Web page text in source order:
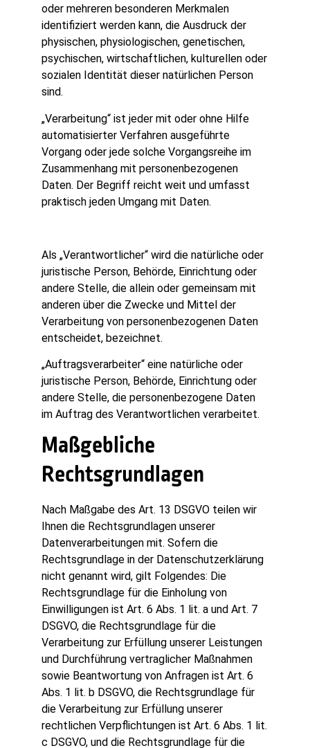
oder mehreren besonderen Merkmalen
identifiziert werden kann, die Ausdruck der
physischen, physiologischen, genetischen,
psychischen, wirtschaftlichen, kulturellen oder
sozialen Identität dieser natürlichen Person
sind.
„Verarbeitung“ ist jeder mit oder ohne Hilfe
automatisierter Verfahren ausgeführte
Vorgang oder jede solche Vorgangsreihe im
Zusammenhang mit personenbezogenen
Daten. Der Begriff reicht weit und umfasst
praktisch jeden Umgang mit Daten.
Als „Verantwortlicher“ wird die natürliche oder
juristische Person, Behörde, Einrichtung oder
andere Stelle, die allein oder gemeinsam mit
anderen über die Zwecke und Mittel der
Verarbeitung von personenbezogenen Daten
entscheidet, bezeichnet.
„Auftragsverarbeiter“ eine natürliche oder
juristische Person, Behörde, Einrichtung oder
andere Stelle, die personenbezogene Daten
im Auftrag des Verantwortlichen verarbeitet.
Maßgebliche
Rechtsgrundlagen
Nach Maßgabe des Art. 13 DSGVO teilen wir
Ihnen die Rechtsgrundlagen unserer
Datenverarbeitungen mit. Sofern die
Rechtsgrundlage in der Datenschutzerklärung
nicht genannt wird, gilt Folgendes: Die
Rechtsgrundlage für die Einholung von
Einwilligungen ist Art. 6 Abs. 1 lit. a und Art. 7
DSGVO, die Rechtsgrundlage für die
Verarbeitung zur Erfüllung unserer Leistungen
und Durchführung vertraglicher Maßnahmen
sowie Beantwortung von Anfragen ist Art. 6
Abs. 1 lit. b DSGVO, die Rechtsgrundlage für
die Verarbeitung zur Erfüllung unserer
rechtlichen Verpflichtungen ist Art. 6 Abs. 1 lit.
c DSGVO, und die Rechtsgrundlage für die